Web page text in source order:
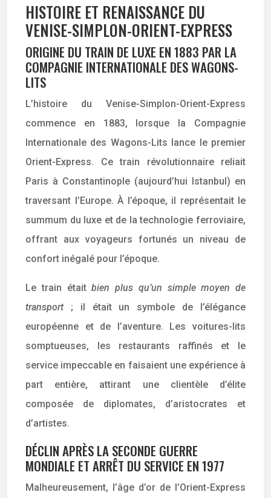
HISTOIRE ET RENAISSANCE DU
VENISE-SIMPLON-ORIENT-EXPRESS
ORIGINE DU TRAIN DE LUXE EN 1883 PAR LA
COMPAGNIE INTERNATIONALE DES WAGONS-
LITS
L’histoire du Venise-Simplon-Orient-Express
commence en 1883, lorsque la Compagnie
Internationale des Wagons-Lits lance le premier
Orient-Express. Ce train révolutionnaire reliait
Paris à Constantinople (aujourd’hui Istanbul) en
traversant l’Europe. À l’époque, il représentait le
summum du luxe et de la technologie ferroviaire,
offrant aux voyageurs fortunés un niveau de
confort inégalé pour l’époque.
Le train étaitbien plus qu’un simple moyen de
transport ; il était un symbole de l’élégance
européenne et de l’aventure. Les voitures-lits
somptueuses, les restaurants raffinés et le
service impeccable en faisaient une expérience à
part entière, attirant une clientèle d’élite
composée de diplomates, d’aristocrates et
d’artistes.
DÉCLIN APRÈS LA SECONDE GUERRE
MONDIALE ET ARRÊT DU SERVICE EN 1977
Malheureusement, l’âge d’or de l’Orient-Express